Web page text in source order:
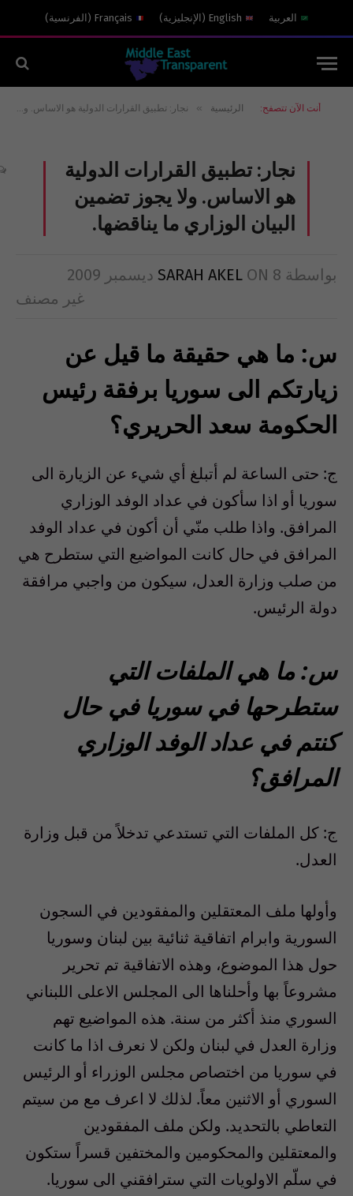
العربية English
( الإنجليزية)
Français
( الفرنسية)
أنت الآن تتصفح: الرئيسية » نجار: تطبيق القرارات الدولية هو الاساس. ولا يجوز تضمين البيان الوزاري ما يناقضها.
نجار: تطبيق القرارات الدولية
هو الاساس. ولا يجوز تضمين
البيان الوزاري ما يناقضها.
بواسطة SARAH AKEL ON 8 ديسمبر 2009
غير مصنف
س: ما هي حقيقة ما قيل عن
زيارتكم الى سوريا برفقة رئيس
الحكومة سعد الحريري؟
ج: حتى الساعة لم أتبلغ أي شيء عن الزيارة الى
سوريا أو اذا سأكون في عداد الوفد الوزاري
المرافق. واذا طلب منّي أن أكون في عداد الوفد
المرافق في حال كانت المواضيع التي ستطرح هي
من صلب وزارة العدل، سيكون من واجبي مرافقة
دولة الرئيس.
س: ما هي الملفات التي
ستطرحها في سوريا في حال
كنتم في عداد الوفد الوزاري
المرافق؟
ج: كل الملفات التي تستدعي تدخلاً من قبل وزارة
العدل.
وأولها ملف المعتقلين والمفقودين في السجون
السورية وابرام اتفاقية ثنائية بين لبنان وسوريا
حول هذا الموضوع، وهذه الاتفاقية تم تحرير
مشروعاً بها وأحلناها الى المجلس الاعلى اللبناني
السوري منذ أكثر من سنة. هذه المواضيع تهم
وزارة العدل في لبنان ولكن لا نعرف اذا ما كانت
في سوريا من اختصاص مجلس الوزراء أو الرئيس
السوري أو الاثنين معاً. لذلك لا اعرف مع من سيتم
التعاطي بالتحديد. ولكن ملف المفقودين
والمعتقلين والمحكومين والمختفين قسراً ستكون
في سلّم الاولويات التي سترافقني الى سوريا.